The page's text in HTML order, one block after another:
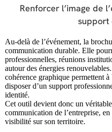
Renforcer l’image de
support
Au-delà de l’événement, la
communication durable. Elle
professionnelles, réunions
autour des énergies
cohérence graphique permettent
disposer d’un support
identité.
Cet outil devient donc un
communication de l’entreprise,
visibilité sur son territoire.